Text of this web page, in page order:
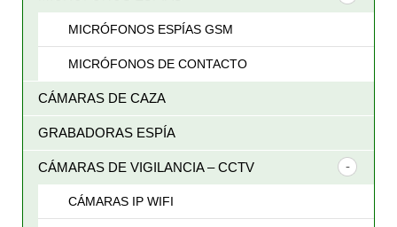
MICRÓFONOS ESPÍAS GSM
MICRÓFONOS DE CONTACTO
CÁMARAS DE CAZA
GRABADORAS ESPÍA
CÁMARAS DE VIGILANCIA – CCTV
CÁMARAS IP WIFI